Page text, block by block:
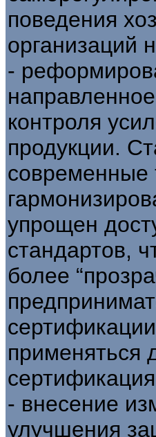
поведения
организаций
-
контроля
продукции.
современные
упрощен
стандартов,
более
применяться
- внесение
улучшения